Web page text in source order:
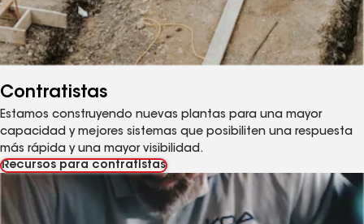
Contratistas
Estamos construyendo nuevas plantas para una mayor
capacidad y mejores sistemas que posibiliten una respuesta
más rápida y una mayor visibilidad.
Recursos para contratistas